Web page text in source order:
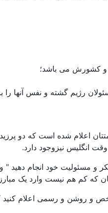
و کشورش می باشد؛
رژیم گشته و نفس آنها را
اعلام شده است که دو
انگلیس نیزوجود دارد.
خود انجام دهید "
که کم هم نیست وارد یک
و روشن و رسمی اعلام